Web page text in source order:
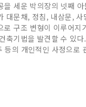
세운 박의장의 넷째
문채, 정침, 내삼문,
구조 변형이 이루어
기법을 발견할 수 있
의 개인적인 사정으로